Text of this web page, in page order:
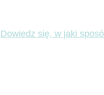
Dowiedz się, w jaki